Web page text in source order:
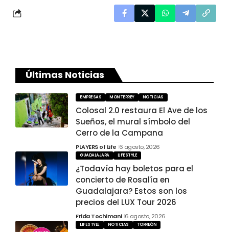
Últimas Noticias
EMPRESAS MONTERREY NOTICIAS
Colosal 2.0 restaura El Ave de los
Sueños, el mural símbolo del
Cerro de la Campana
PLAYERS of Life 6 agosto, 2026
GUADALAJARA LIFESTYLE
¿Todavía hay boletos para el
concierto de Rosalía en
Guadalajara? Estos son los
precios del LUX Tour 2026
Frida Tochimani 6 agosto, 2026
LIFESTYLE NOTICIAS TORREÓN